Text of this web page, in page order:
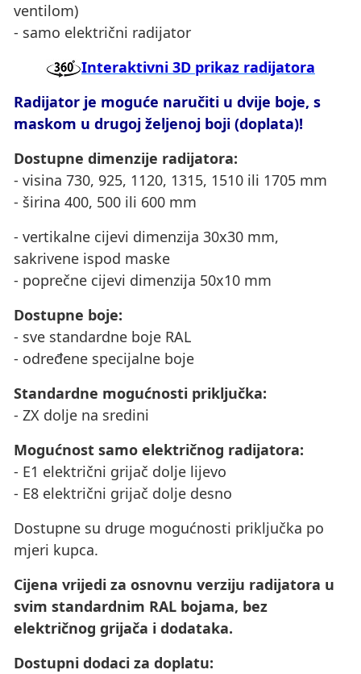
ventilom)
- samo električni radijator
Interaktivni 3D prikaz radijatora
Radijator je moguće naručiti u dvije boje, s
maskom u drugoj željenoj boji (doplata)!
Dostupne dimenzije radijatora:
- visina 730, 925, 1120, 1315, 1510 ili 1705 mm
- širina 400, 500 ili 600 mm
- vertikalne cijevi dimenzija 30x30 mm,
sakrivene ispod maske
- poprečne cijevi dimenzija 50x10 mm
Dostupne boje:
- sve standardne boje RAL
- određene specijalne boje
Standardne mogućnosti priključka:
- ZX dolje na sredini
Mogućnost samo električnog radijatora:
- E1 električni grijač dolje lijevo
- E8 električni grijač dolje desno
Dostupne su druge mogućnosti priključka po
mjeri kupca.
Cijena vrijedi za osnovnu verziju radijatora u
svim standardnim RAL bojama, bez
električnog grijača i dodataka.
Dostupni dodaci za doplatu: